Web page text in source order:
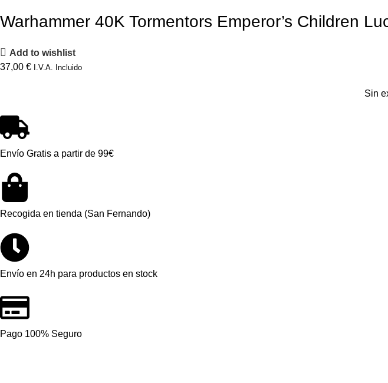
Warhammer 40K Tormentors Emperor’s Children
Add to wishlist
37,00 € I.V.A. Incluido
Sin
Envío Gratis a partir de 99€
Recogida en tienda (San Fernando)
Envío en 24h para productos en stock
Pago 100% Seguro